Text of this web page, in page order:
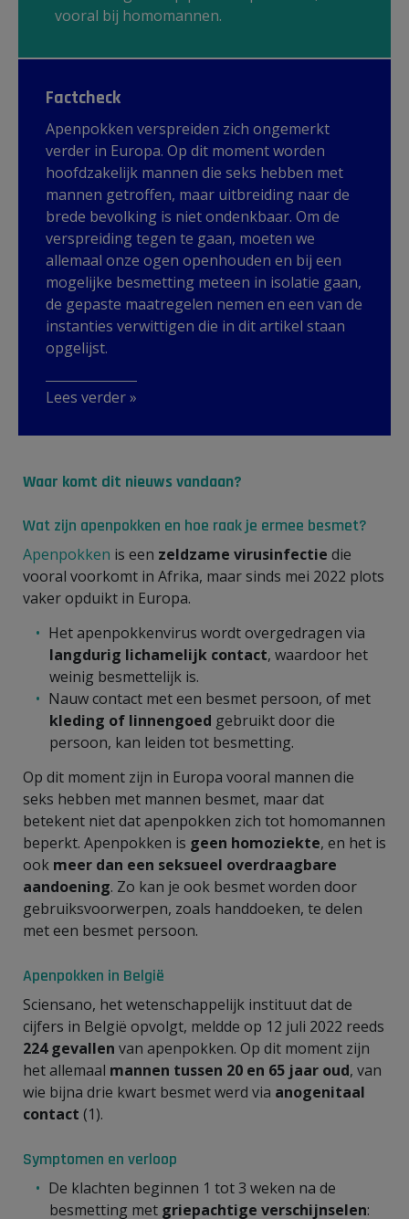
vooral bij homomannen.
Factcheck
Apenpokken verspreiden zich ongemerkt
verder in Europa. Op dit moment worden
hoofdzakelijk mannen die seks hebben met
mannen getroffen, maar uitbreiding naar de
brede bevolking is niet ondenkbaar. Om de
verspreiding tegen te gaan, moeten we
allemaal onze ogen openhouden en bij een
mogelijke besmetting meteen in isolatie gaan,
de gepaste maatregelen nemen en een van de
instanties verwittigen die in dit artikel staan
opgelijst.
Lees verder »
Waar komt dit nieuws vandaan?
Wat zijn apenpokken en hoe raak je ermee besmet?
Apenpokken is een zeldzame virusinfectie die
vooral voorkomt in Afrika, maar sinds mei 2022 plots
vaker opduikt in Europa.
Het apenpokkenvirus wordt overgedragen via
langdurig lichamelijk contact, waardoor het
weinig besmettelijk is.
Nauw contact met een besmet persoon, of met
kleding of linnengoed gebruikt door die
persoon, kan leiden tot besmetting.
Op dit moment zijn in Europa vooral mannen die
seks hebben met mannen besmet, maar dat
betekent niet dat apenpokken zich tot homomannen
beperkt. Apenpokken is geen homoziekte, en het is
ook meer dan een seksueel overdraagbare
aandoening. Zo kan je ook besmet worden door
gebruiksvoorwerpen, zoals handdoeken, te delen
met een besmet persoon.
Apenpokken in België
Sciensano, het wetenschappelijk instituut dat de
cijfers in België opvolgt, meldde op 12 juli 2022 reeds
224 gevallen van apenpokken. Op dit moment zijn
het allemaal mannen tussen 20 en 65 jaar oud, van
wie bijna drie kwart besmet werd via anogenitaal
contact (1).
Symptomen en verloop
De klachten beginnen 1 tot 3 weken na de
besmetting met griepachtige verschijnselen: